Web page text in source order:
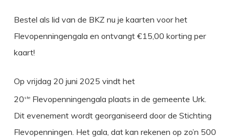
Bestel als lid van de BKZ nu je kaarten voor het
Flevopenningengala en ontvangt €15,00 korting per
kaart!
Op vrijdag 20 juni 2025 vindt het
20 steFlevopenningengala plaats in de gemeente Urk.
Dit evenement wordt georganiseerd door de Stichting
Flevopenningen. Het gala, dat kan rekenen op zo’n 500